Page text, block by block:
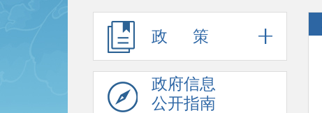
政 策
政府信息
公开指南